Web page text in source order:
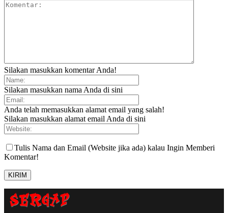
Silakan masukkan komentar Anda!
Silakan masukkan nama Anda di sini
Anda telah memasukkan alamat email yang salah!
Silakan masukkan alamat email Anda di sini
Tulis Nama dan Email (Website jika ada) kalau Ingin Memberi
Komentar!